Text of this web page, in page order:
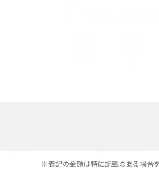
※表記の金額は特に記載のある場合